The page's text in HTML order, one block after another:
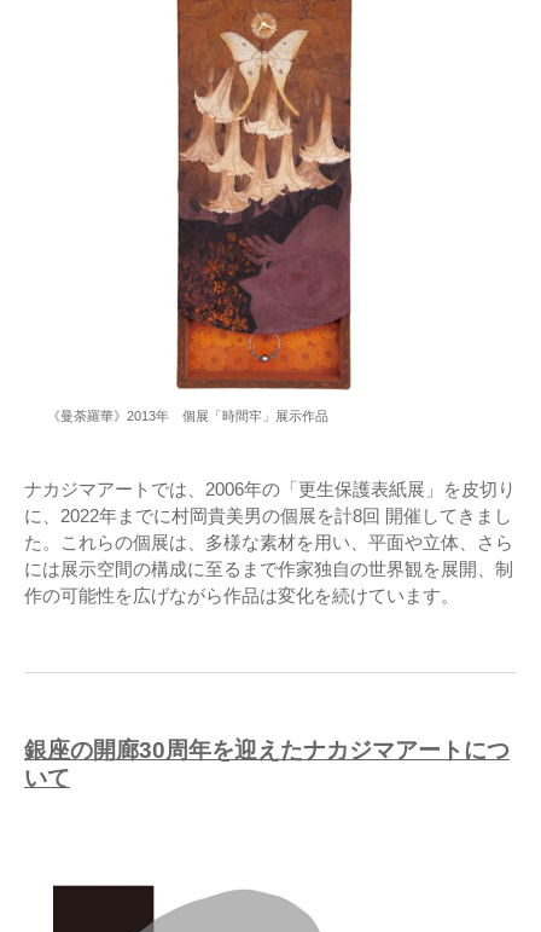
《曼荼羅華》2013年 個展「時間牢」展示作品
ナカジマアートでは、2006年の「更生保護表紙展」を皮切り
に、2022年までに村岡貴美男の個展を計8回 開催してきまし
た。これらの個展は、多様な素材を用い、平面や立体、さら
には展示空間の構成に至るまで作家独自の世界観を展開、制
作の可能性を広げながら作品は変化を続けています。
銀座の開廊30周年を迎えたナカジマアートにつ
いて